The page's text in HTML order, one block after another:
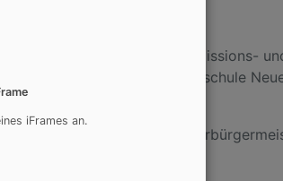
für Interkulturelle Theologie, Missions-
Augustana-Hochschule
Mitarbeiterin des
iFrames an.